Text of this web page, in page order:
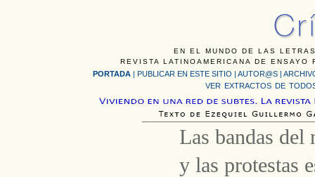
EN EL MUNDO DE LAS
REVISTA LATINOAMERICANA DE
PORTADA | PUBLICAR EN ESTE SITIO | AUTOR@S |
VER EXTRACTOS DE
Las bandas del
y las protestas